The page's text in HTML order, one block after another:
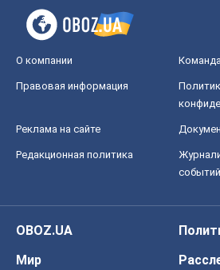
О компании Команда
Правовая информация
Реклама на сайте
Редакционная политика
событий
OBOZ.UA
Мир